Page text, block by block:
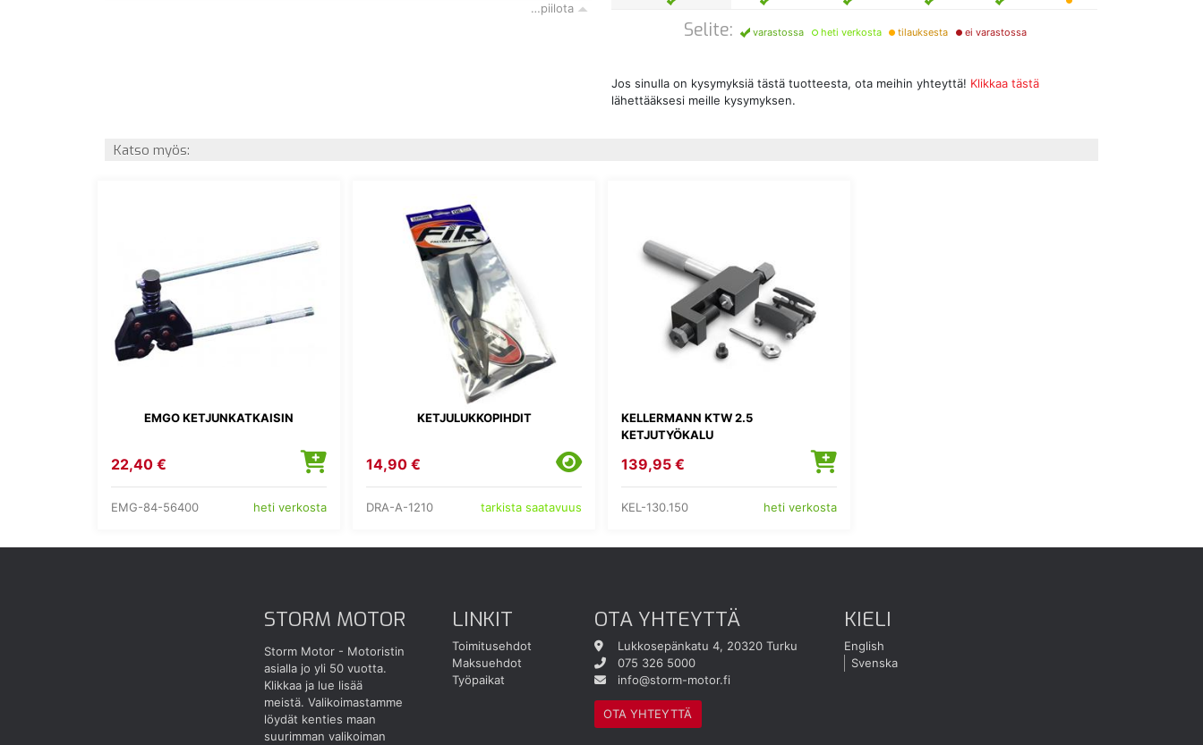
Selite: varastossa heti verkosta tilauksesta ei varastossa
Jos sinulla on kysymyksiä tästä tuotteesta, ota meihin yhteyttä! Klikkaa tästä
lähettääksesi meille kysymyksen.
…piilota
Katso myös:
EMGO KETJUNKATKAISIN
22,40 €
EMG-84-56400 heti verkosta
KETJULUKKOPIHDIT
14,90 €
DRA-A-1210 tarkista saatavuus
KELLERMANN KTW 2.5
KETJUTYÖKALU
139,95 €
KEL-130.150 heti verkosta
STORM MOTOR
Storm Motor - Motoristin
asialla jo yli 50 vuotta.
Klikkaa ja lue lisää
meistä. Valikoimastamme
löydät kenties maan
suurimman valikoiman
LINKIT
Toimitusehdot
Maksuehdot
Työpaikat
OTA YHTEYTTÄ
Lukkosepänkatu 4, 20320 Turku
075 326 5000
info@storm-motor.fi
OTA YHTEYTTÄ
KIELI
English
Svenska